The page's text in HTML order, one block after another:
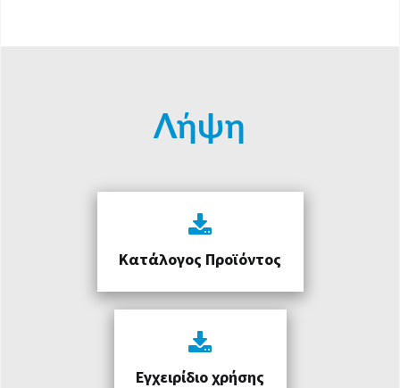
Λήψη
Κατάλογος Προϊόντος
Εγχειρίδιο χρήσης